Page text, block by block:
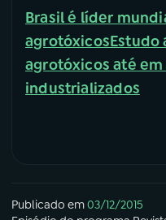
Brasil é líder
agrotóxicosEstudo
agrotóxicos até
industrializados
Publicado em03/12/2015